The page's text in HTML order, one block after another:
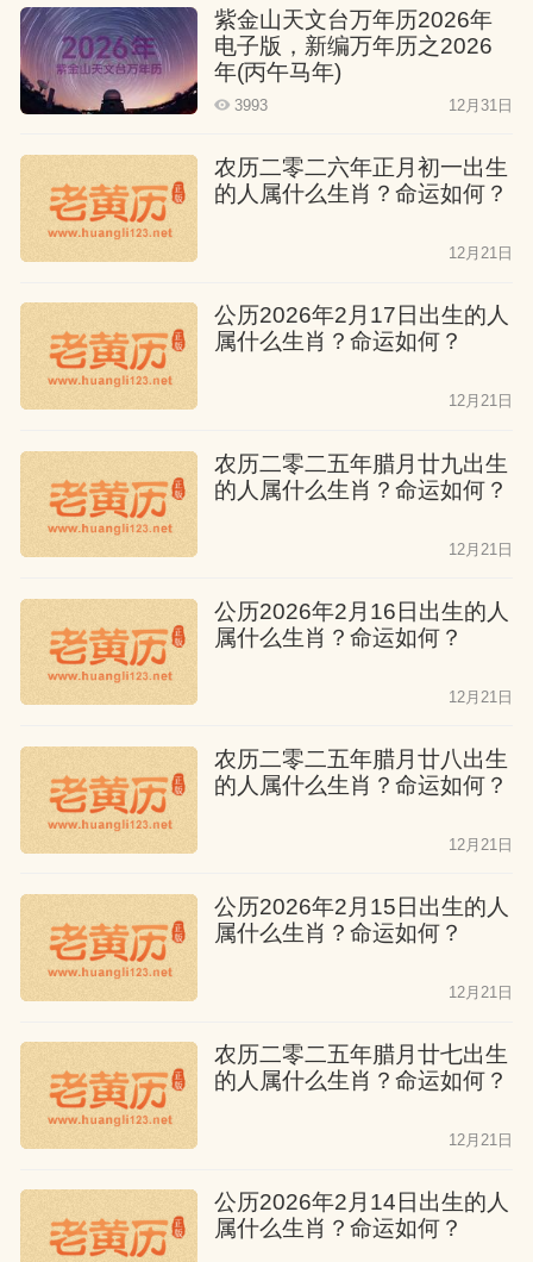
处理人际关系。他们在公关外交、高端服
务业往往能取得非凡成就。
立秋的龙气质高雅，追求完美。他们适合
珠宝设计、奢侈品管理等需要极致品味的
八月龙
白露时分的龙最为沉着睿智，擅长运筹帷
幄。他们在战略咨询、棋类竞技等领域常
有神乎其技的表现。
九月龙
寒露出生的龙耐力惊人，懂得厚积薄发的
道理。他们适合科研考古等需要长期投入
的工作，大器晚成者居多。
立冬的龙具有超凡的洞察力，能看透事物
方面取得突破性成就。
十一月龙
大雪时节的龙最具冒险精神，永不言败。
他们是天生的探险家，在极限运动、地质
勘探等领域容易创造奇迹。
十二月龙
小寒出生的龙威严内敛，如同蛰伏的潜
紫金山天文台万年历2026年
电子版，新编万年历之2026
年(丙午马年)
3993 12月31日
农历二零二六年正月初一出生
的人属什么生肖？命运如何？
12月21日
公历2026年2月17日出生的人
属什么生肖？命运如何？
12月21日
农历二零二五年腊月廿九出生
的人属什么生肖？命运如何？
12月21日
公历2026年2月16日出生的人
属什么生肖？命运如何？
12月21日
农历二零二五年腊月廿八出生
的人属什么生肖？命运如何？
12月21日
公历2026年2月15日出生的人
属什么生肖？命运如何？
12月21日
农历二零二五年腊月廿七出生
的人属什么生肖？命运如何？
12月21日
公历2026年2月14日出生的人
属什么生肖？命运如何？